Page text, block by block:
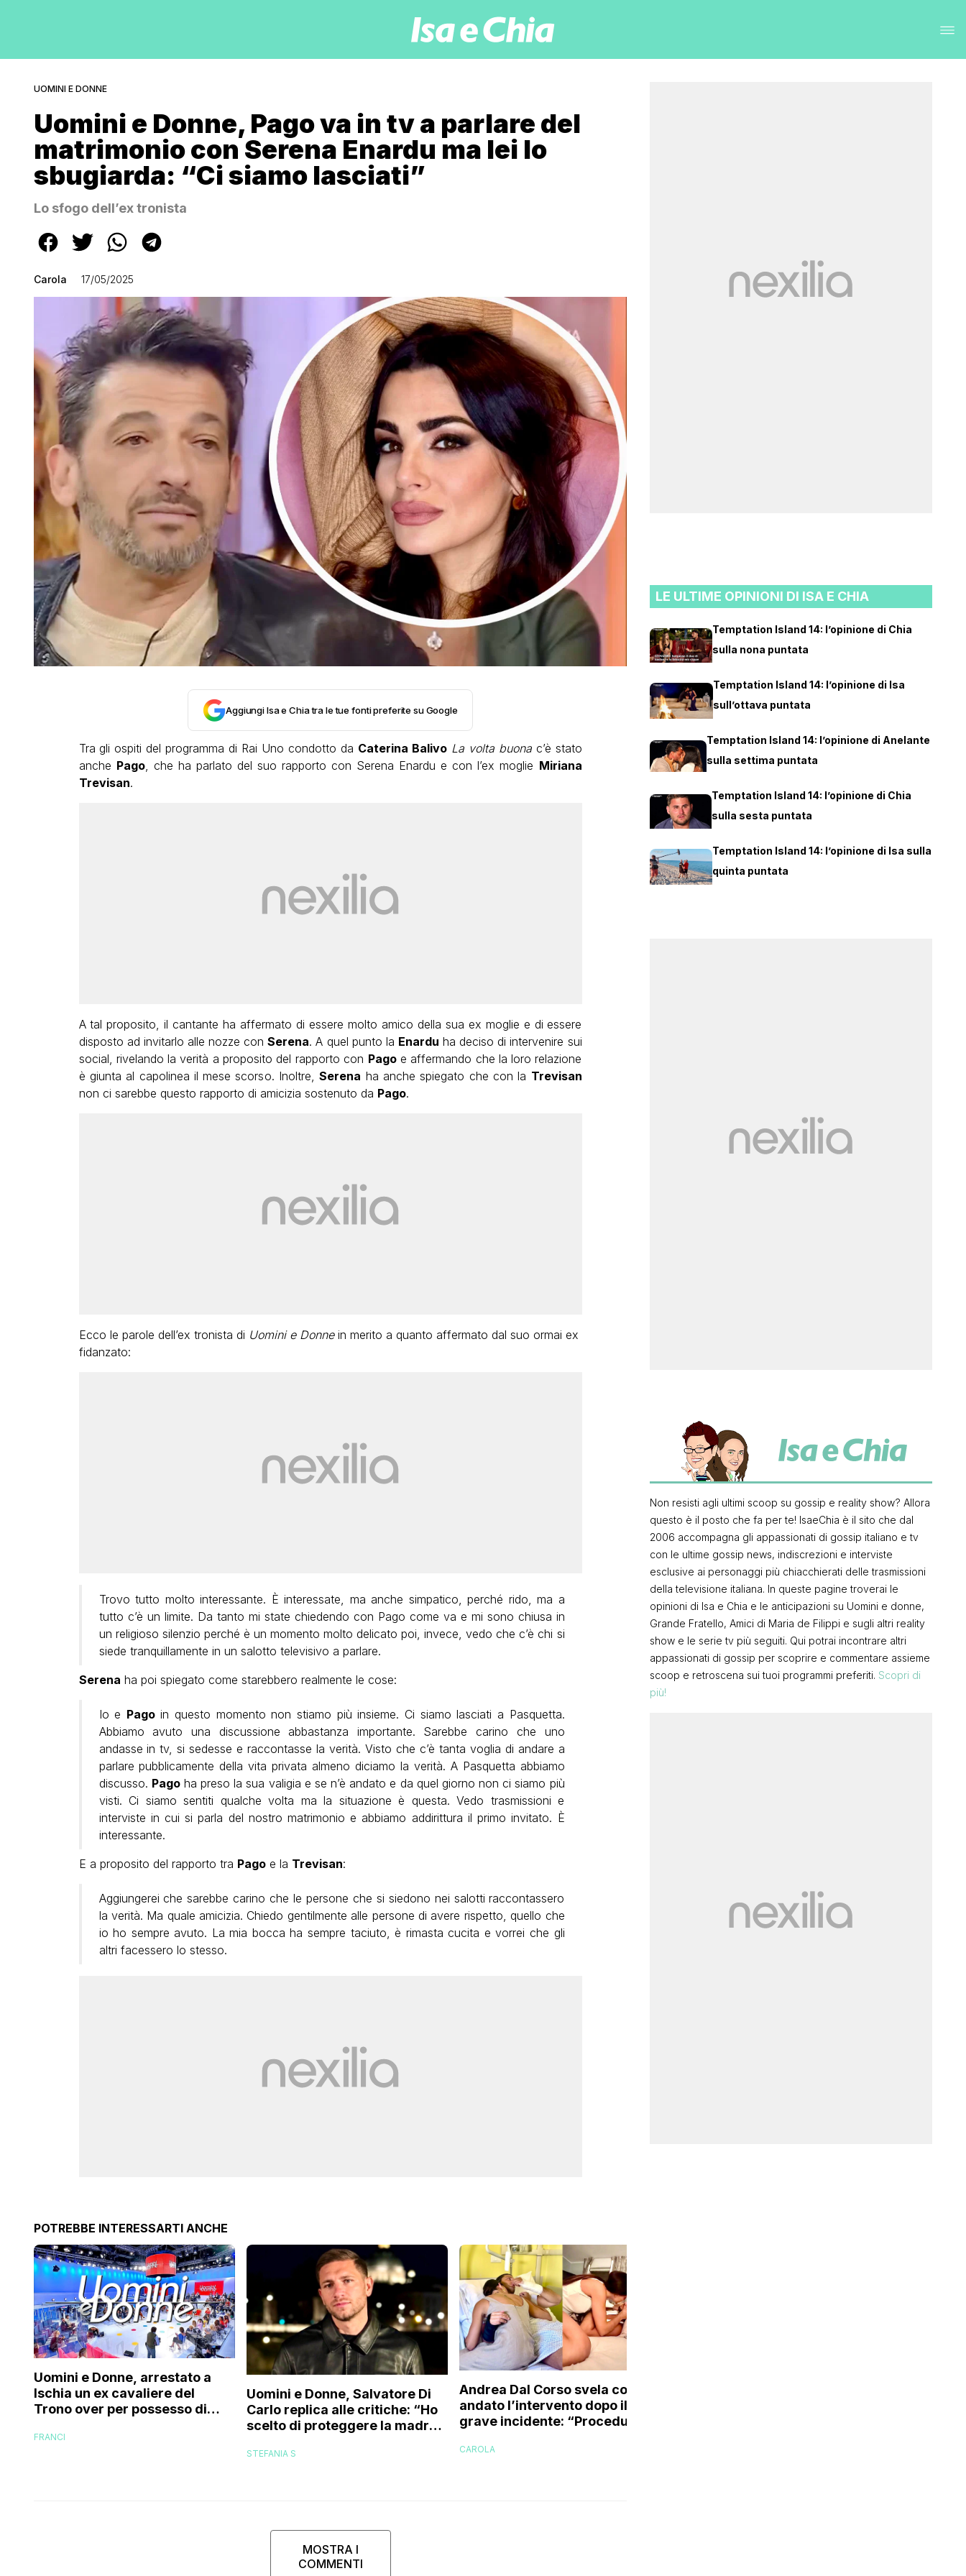
UOMINI E DONNE
Uomini e Donne, Pago va in tv a parlare del
matrimonio con Serena Enardu ma lei lo
sbugiarda: “Ci siamo lasciati”
Lo sfogo dell’ex tronista
Carola 17/05/2025
Aggiungi Isa e Chia tra le tue fonti preferite su Google
Tra gli ospiti del programma di Rai Uno condotto da Caterina Balivo La volta buonac’è stato
anche Pago, che ha parlato del suo rapporto con Serena Enardu e con l’ex moglie Miriana
Trevisan.
A tal proposito, il cantante ha affermato di essere molto amico della sua ex moglie e di essere
disposto ad invitarlo alle nozze conSerena. A quel punto la Enardu ha deciso di intervenire sui
social, rivelando la verità a proposito del rapporto con Pagoe affermando che la loro relazione
è giunta al capolinea il mese scorso. Inoltre,Serena ha anche spiegato che con la Trevisan
non ci sarebbe questo rapporto di amicizia sostenuto da Pago.
Ecco le parole dell’ex tronista di Uomini e Donnein merito a quanto affermato dal suo ormai ex
fidanzato:
Trovo tutto molto interessante. È interessate, ma anche simpatico, perché rido, ma a
tutto c’è un limite. Da tanto mi state chiedendo con Pago come va e mi sono chiusa in
un religioso silenzio perché è un momento molto delicato poi, invece, vedo che c’è chi si
siede tranquillamente in un salotto televisivo a parlare.
Serena ha poi spiegato come starebbero realmente le cose:
Io e Pagoin questo momento non stiamo più insieme. Ci siamo lasciati a Pasquetta.
Abbiamo avuto una discussione abbastanza importante. Sarebbe carino che uno
andasse in tv, si sedesse e raccontasse la verità. Visto che c’è tanta voglia di andare a
parlare pubblicamente della vita privata almeno diciamo la verità. A Pasquetta abbiamo
discusso. Pagoha preso la sua valigia e se n’è andato e da quel giorno non ci siamo più
visti. Ci siamo sentiti qualche volta ma la situazione è questa. Vedo trasmissioni e
interviste in cui si parla del nostro matrimonio e abbiamo addirittura il primo invitato. È
interessante.
E a proposito del rapporto tra Pagoe la Trevisan:
Aggiungerei che sarebbe carino che le persone che si siedono nei salotti raccontassero
la verità. Ma quale amicizia. Chiedo gentilmente alle persone di avere rispetto, quello che
io ho sempre avuto. La mia bocca ha sempre taciuto, è rimasta cucita e vorrei che gli
altri facessero lo stesso.
POTREBBE INTERESSARTI ANCHE
Uomini e Donne, arrestato a
Ischia un ex cavaliere del
Trono over per possesso di
FRANCI
Uomini e Donne, Salvatore Di
Carlo replica alle critiche: “Ho
scelto di proteggere la madre
STEFANIA S
Andrea Dal Corso svela com’è
andato l’intervento dopo il
grave incidente: “Procedura
cosa mi aspetta ora”
CAROLA
MOSTRA I
COMMENTI
LE ULTIME OPINIONI DI ISA E CHIA
Temptation Island 14: l’opinione di Chia
sulla nona puntata
Temptation Island 14: l’opinione di Isa
sull’ottava puntata
Temptation Island 14: l’opinione di Anelante
sulla settima puntata
Temptation Island 14: l’opinione di Chia
sulla sesta puntata
Temptation Island 14: l’opinione di Isa sulla
quinta puntata
Non resisti agli ultimi scoop su gossip e reality show? Allora
questo è il posto che fa per te! IsaeChia è il sito che dal
2006 accompagna gli appassionati di gossip italiano e tv
con le ultime gossip news, indiscrezioni e interviste
esclusive ai personaggi più chiacchierati delle trasmissioni
della televisione italiana. In queste pagine troverai le
opinioni di Isa e Chia e le anticipazioni su Uomini e donne,
Grande Fratello, Amici di Maria de Filippi e sugli altri reality
show e le serie tv più seguiti. Qui potrai incontrare altri
appassionati di gossip per scoprire e commentare assieme
scoop e retroscena sui tuoi programmi preferiti. Scopri di
più!